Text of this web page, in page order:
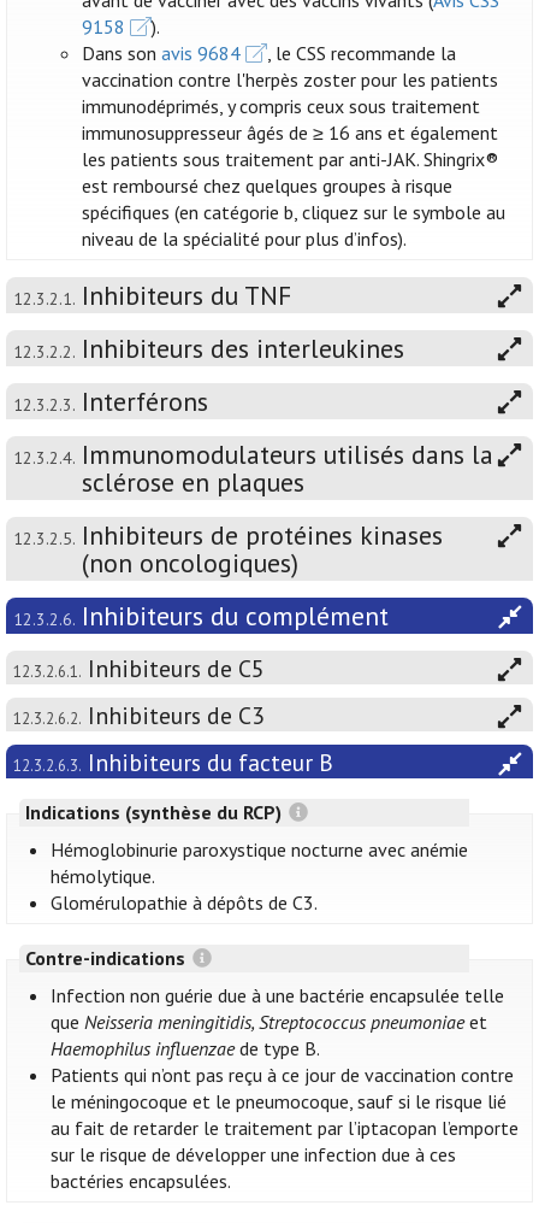
9158
).
Dans sonavis 9684
, le CSS recommande la
vaccination contre l'herpès zoster pour les patients
immunodéprimés, y compris ceux sous traitement
immunosuppresseur âgés de ≥ 16 ans et également
les patients sous traitement par anti-JAK. Shingrix®
est remboursé chez quelques groupes à risque
spécifiques (en catégorie b, cliquez sur le symbole au
niveau de la spécialité pour plus d’infos).
12.3.2.1. Inhibiteurs du TNF
12.3.2.2. Inhibiteurs des interleukines
12.3.2.3. Interférons
12.3.2.4. Immunomodulateurs utilisés dans la
sclérose en plaques
12.3.2.5. Inhibiteurs de protéines kinases
(non oncologiques)
12.3.2.6. Inhibiteurs du complément
12.3.2.6.1. Inhibiteurs de C5
12.3.2.6.2. Inhibiteurs de C3
12.3.2.6.3. Inhibiteurs du facteur B
Indications (synthèse du RCP)
Hémoglobinurie paroxystique nocturne avec anémie
hémolytique.
Glomérulopathie à dépôts de C3.
Contre-indications
Infection non guérie due à une bactérie encapsulée telle
queNeisseria meningitidis, Streptococcus pneumoniaeet
Haemophilus influenzaede type B.
Patients qui n’ont pas reçu à ce jour de vaccination contre
le méningocoque et le pneumocoque, sauf si le risque lié
au fait de retarder le traitement par l’iptacopan l’emporte
sur le risque de développer une infection due à ces
bactéries encapsulées.